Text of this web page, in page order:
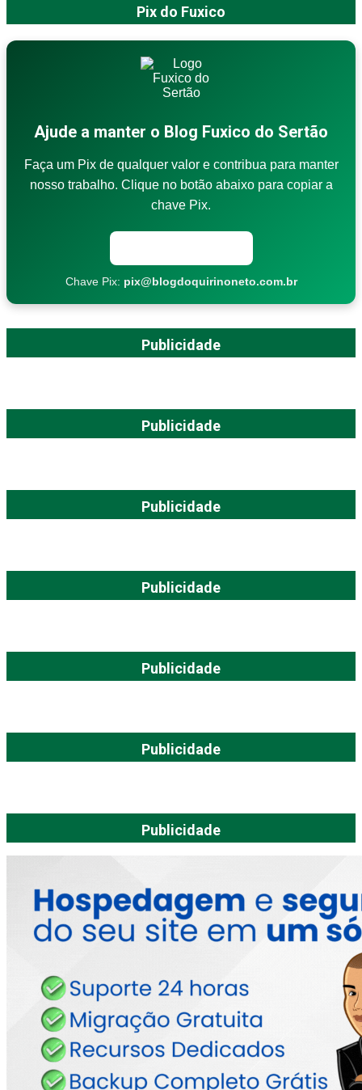
Pix do Fuxico
Ajude a manter o Blog Fuxico do Sertão
Faça um Pix de qualquer valor e contribua para manter
nosso trabalho. Clique no botão abaixo para copiar a
chave Pix.
Chave Pix: pix@blogdoquirinoneto.com.br
Publicidade
Publicidade
Publicidade
Publicidade
Publicidade
Publicidade
Publicidade